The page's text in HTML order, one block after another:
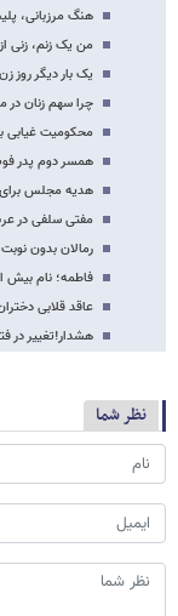
هنگ مرزبانی، پلیس زن
من یک زنم، زنی از
یک بار دیگر روز زن
چرا سهم زنان
محکومیت غیابی
همسر دوم پدر
هدیه مجلس برای
مفتی سلفی در
رمالان بدون
فاطمه؛ نام بیش از 4 میلیون دختر
عاقد قلابی
هشدار!تغییر
نظر شما